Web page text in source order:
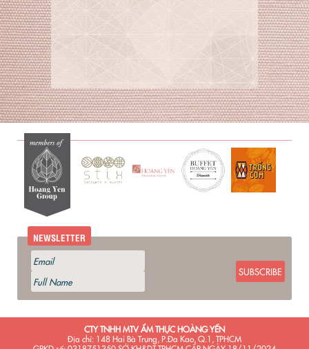
NEWSLETTER
SUBSCRIBE
CTY TNHH MTV ẨM THỰC HOÀNG YẾN
Địa chỉ: 148 Hai Bà Trưng, P.Đa Kao, Q.1, TPHCM